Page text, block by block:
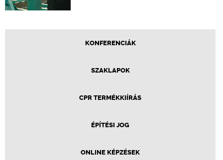
KONFERENCIÁK
SZAKLAPOK
CPR TERMÉKKIÍRÁS
ÉPÍTÉSI JOG
ONLINE KÉPZÉSEK